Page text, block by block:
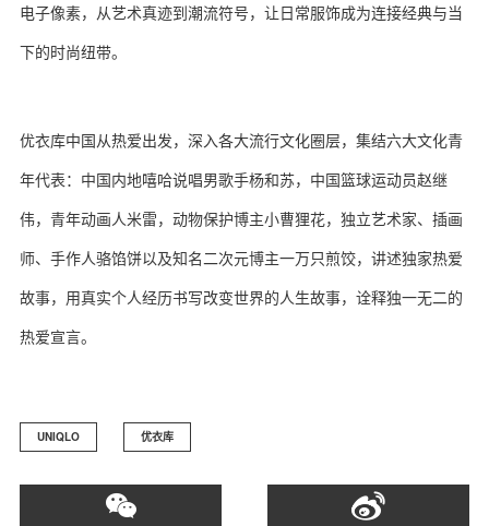
电子像素，从艺术真迹到潮流符号，让日常服饰成为连接经典与当
下的时尚纽带。
优衣库中国从热爱出发，深入各大流行文化圈层，集结六大文化青
年代表：中国内地嘻哈说唱男歌手杨和苏，中国篮球运动员赵继
伟，青年动画人米雷，动物保护博主小曹狸花，独立艺术家、插画
师、手作人骆馅饼以及知名二次元博主一万只煎饺，讲述独家热爱
故事，用真实个人经历书写改变世界的人生故事，诠释独一无二的
热爱宣言。
UNIQLO 优衣库